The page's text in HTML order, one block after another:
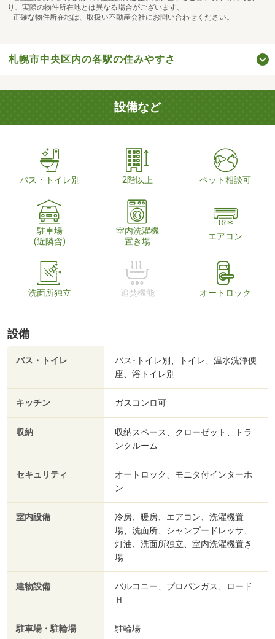
り、実際の物件所在地とは異なる場合がございます。
正確な物件所在地は、取扱い不動産会社にお問い合わせください。
札幌市中央区内の各駅の住みやすさ
設備など
バス・トイレ別 2階以上 ペット相談可
駐車場
(近隣含)
室内洗濯機
置き場
エアコン
洗面所独立 追焚機能 オートロック
設備
バス・トイレ
バス･トイレ別、トイレ、温水洗浄便
座、浴トイレ別
キッチン ガスコンロ可
収納
収納スペース、クローゼット、トラ
ンクルーム
セキュリティ
オートロック、モニタ付インターホ
ン
室内設備
冷房、暖房、エアコン、洗濯機置
場、洗面所、シャンプードレッサ、
灯油、洗面所独立、室内洗濯機置き
場
建物設備
バルコニー、プロパンガス、ロード
Ｈ
駐車場・駐輪場 駐輪場